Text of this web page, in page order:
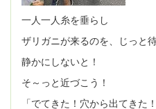
一人一人糸を垂らし
ザリガニが来るのを、じっと
静かにしないと！
そ～っと近づこう！
「でてきた！穴から出てきた！